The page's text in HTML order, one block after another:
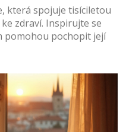
která spojuje tisíciletou
zdraví. Inspirujte se
pomohou pochopit její